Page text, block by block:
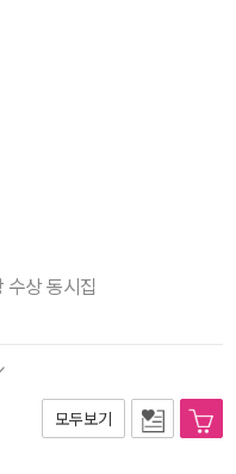
수상 동시집
모두보기